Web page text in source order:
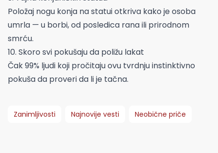
Položaj nogu konja na statui otkriva kako je osoba
umrla — u borbi, od posledica rana ili prirodnom
smrću.
10. Skoro svi pokušaju da poližu lakat
Čak 99% ljudi koji pročitaju ovu tvrdnju instinktivno
pokuša da proveri da li je tačna.
Zanimljivosti Najnovije vesti Neobične priče